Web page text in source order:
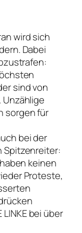
wird sich
Dabei
sind von
sorgen für
bei der
Spitzenreiter:
keinen
Proteste,
bei über